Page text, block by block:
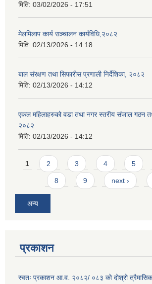
मिति: 03/02/2026 - 17:51
मेलमिलाप कार्य सञ्चालन कार्यविधि,२०८२
मिति: 02/13/2026 - 14:18
बाल संरक्षण तथा सिफारीस प्रणाली निर्देशिका, २०८२
मिति: 02/13/2026 - 14:12
एकल महिलाहरुको वडा तथा नगर स्तरीय संजाल गठन
२०८२
मिति: 02/13/2026 - 14:12
Pages
1 2 3 4 5
8 9 next ›
अन्य
प्रकाशन
स्वतः प्रकाशन आ.व. २०८२/ ०८३ को दोश्रो त्रैमासिक